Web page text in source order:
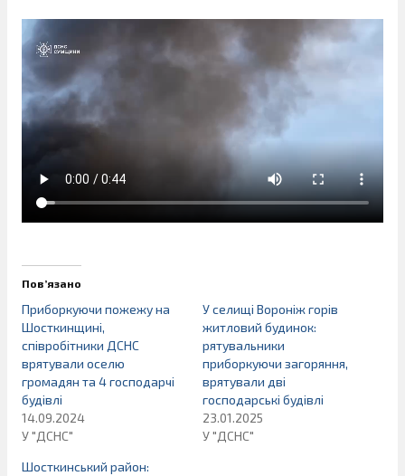
Пов’язано
Приборкуючи пожежу на
Шосткинщині,
співробітники ДСНС
врятували оселю
громадян та 4 господарчі
будівлі
14.09.2024
У "ДСНС"
У селищі Вороніж горів
житловий будинок:
рятувальники
приборкуючи загоряння,
врятували дві
господарські будівлі
23.01.2025
У "ДСНС"
Шосткинський район: